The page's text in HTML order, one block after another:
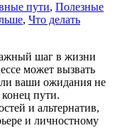
пути, Полезные
, Что делать
шаг в жизни
может вызвать
ваши ожидания не
пути.
и альтернатив,
и личностному